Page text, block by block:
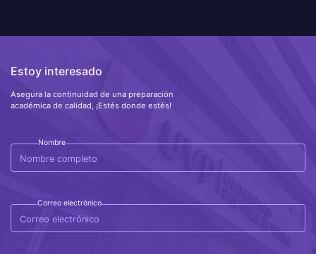
Estoy interesado
Asegura la continuidad de una preparación
académica de calidad, ¡Estés donde estés!
Nombre
Correo electrónico